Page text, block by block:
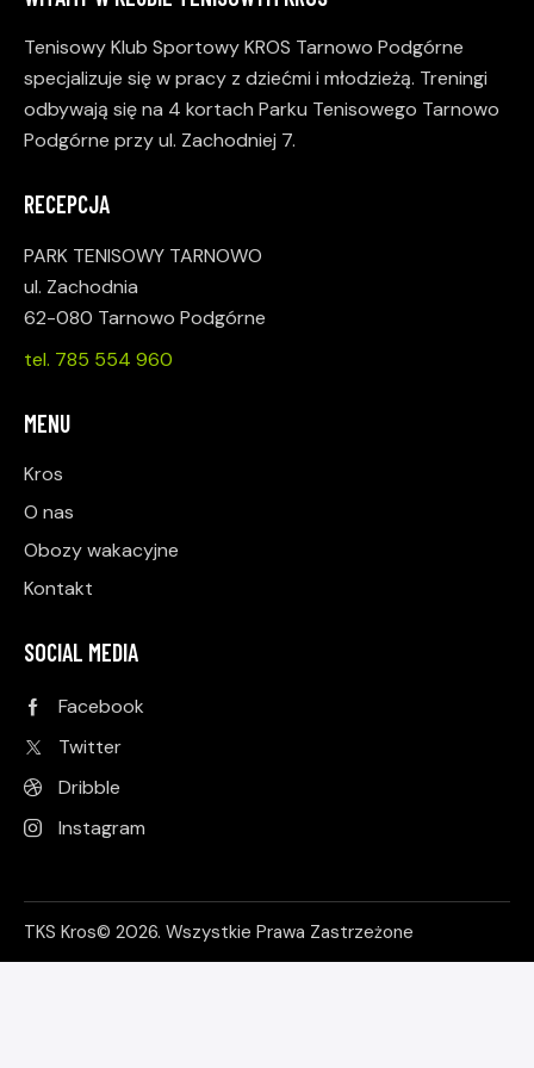
Tenisowy Klub Sportowy KROS Tarnowo Podgórne
specjalizuje się w pracy z dziećmi i młodzieżą. Treningi
odbywają się na 4 kortach Parku Tenisowego Tarnowo
Podgórne przy ul. Zachodniej 7.
RECEPCJA
PARK TENISOWY TARNOWO
ul. Zachodnia
62-080 Tarnowo Podgórne
tel. 785 554 960
MENU
Kros
O nas
Obozy wakacyjne
Kontakt
SOCIAL MEDIA
Facebook
Twitter
Dribble
Instagram
TKS Kros© 2026. Wszystkie Prawa Zastrzeżone